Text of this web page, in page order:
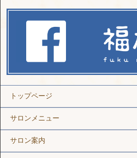
トップページ
サロンメニュー
サロン案内